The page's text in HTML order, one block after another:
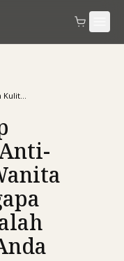
Panduan Lengkap Perawatan Kulit Anti-Penuaan untuk Wanita Usia 40an – Mengapa Majestic Skin Adalah Pilihan Terbaik Anda